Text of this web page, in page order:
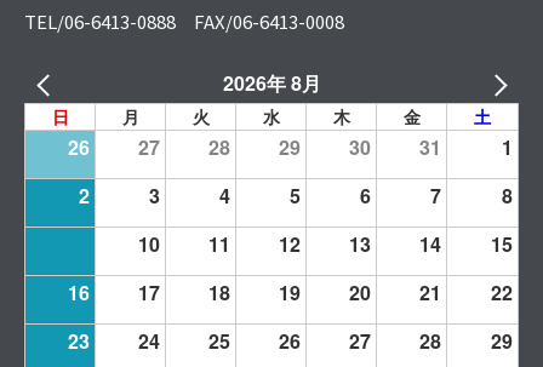
TEL/06-6413-0888 FAX/06-6413-0008
2026年 8月
日 月 火 水 木 金 土
26 27 28 29 30 31
1
2
3 4 5 6 7
8
10 11 12 13 14
15
16
17 18 19 20 21
22
23
24 25 26 27 28
29